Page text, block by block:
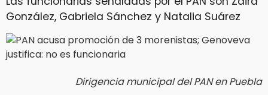
González, Gabriela Sánchez y Natalia Suárez
Dirigencia municipal del PAN en Puebla